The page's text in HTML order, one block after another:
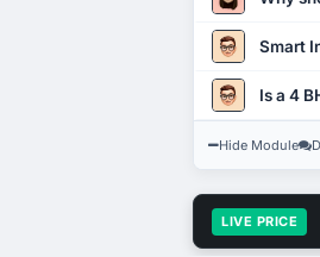
Smart
Is a 4
Hide Module
LIVE PRICE